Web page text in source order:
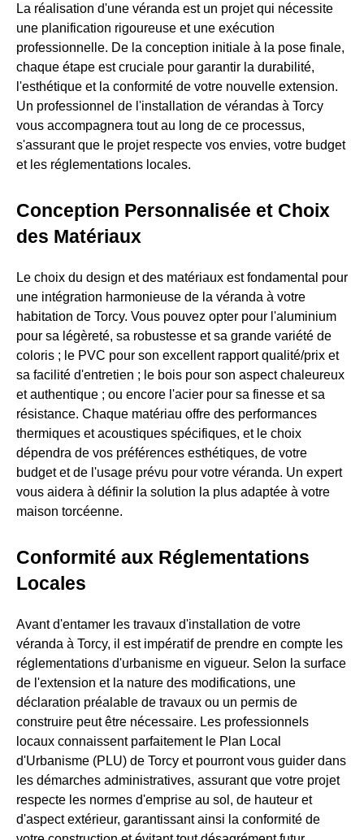
La réalisation d'une véranda est un projet qui nécessite
une planification rigoureuse et une exécution
professionnelle. De la conception initiale à la pose finale,
chaque étape est cruciale pour garantir la durabilité,
l'esthétique et la conformité de votre nouvelle extension.
Un professionnel de l'installation de vérandas à Torcy
vous accompagnera tout au long de ce processus,
s'assurant que le projet respecte vos envies, votre budget
et les réglementations locales.
Conception Personnalisée et Choix
des Matériaux
Le choix du design et des matériaux est fondamental pour
une intégration harmonieuse de la véranda à votre
habitation de Torcy. Vous pouvez opter pour l'aluminium
pour sa légèreté, sa robustesse et sa grande variété de
coloris ; le PVC pour son excellent rapport qualité/prix et
sa facilité d'entretien ; le bois pour son aspect chaleureux
et authentique ; ou encore l'acier pour sa finesse et sa
résistance. Chaque matériau offre des performances
thermiques et acoustiques spécifiques, et le choix
dépendra de vos préférences esthétiques, de votre
budget et de l'usage prévu pour votre véranda. Un expert
vous aidera à définir la solution la plus adaptée à votre
maison torcéenne.
Conformité aux Réglementations
Locales
Avant d'entamer les travaux d'installation de votre
véranda à Torcy, il est impératif de prendre en compte les
réglementations d'urbanisme en vigueur. Selon la surface
de l'extension et la nature des modifications, une
déclaration préalable de travaux ou un permis de
construire peut être nécessaire. Les professionnels
locaux connaissent parfaitement le Plan Local
d'Urbanisme (PLU) de Torcy et pourront vous guider dans
les démarches administratives, assurant que votre projet
respecte les normes d'emprise au sol, de hauteur et
d'aspect extérieur, garantissant ainsi la conformité de